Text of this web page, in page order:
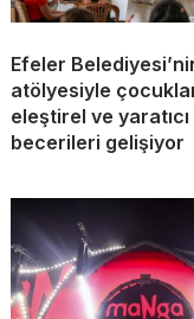
Efeler
atölyesiyle
eleştirel ve
becerileri gelişiyor